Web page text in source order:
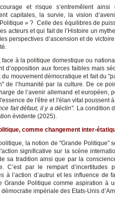
courage et risque s’entremêlent
capitales, la survie, la vision
» ? Celle des équilibres de
acteurs et qui fait de l’Histoire un
perspectives d’ascension et de
face à la politique domestique ou
d’opposition aux forces faibles mais
du mouvement démocratique et fait du
de l’humanité par la culture. De ce
de l’avenir allemand et européen,
de l'être et l'élan vital poussent
fait défaut, il y a déclin". La condition
évidente (2025).
comme changement inter-
la notion de "Grande Politique"
significative sur la scène
sa tradition ainsi que par la
C’est par le rempart
à l’action d’autrui et les influence de
Grande Politique comme aspiration à
impériale des Etats-Unis